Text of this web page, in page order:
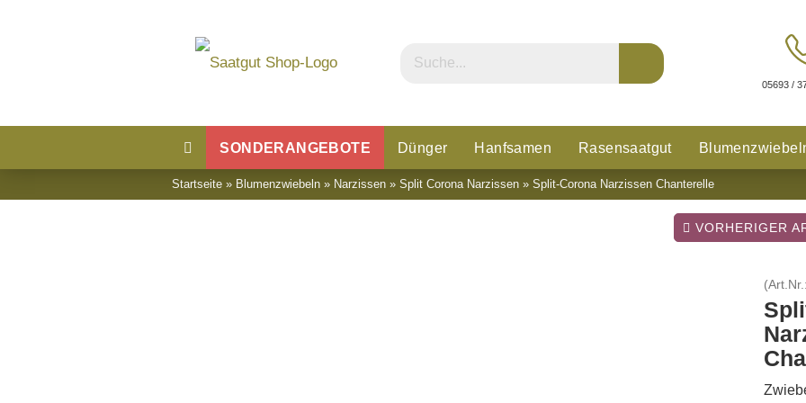
05693 /
SONDERANGEBOTE Dünger Hanfsamen Rasensaatgut
Blumensaatgut Blumenwiesen Glücksklee
Startseite » Blumenzwiebeln » Narzissen » Split Corona Narzissen » Split-Corona Narzissen Chanterelle
VORHERIGER